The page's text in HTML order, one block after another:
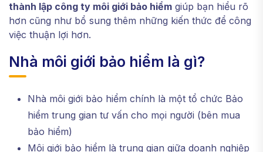
thành lập công ty môi giới bảo hiểm giúp bạn hiểu rõ
hơn cũng như bổ sung thêm những kiến ​​thức để công
việc thuận lợi hơn.
Nhà môi giới bảo hiểm là gì?
Nhà môi giới bảo hiểm chính là một tổ chức Bảo
hiểm trung gian tư vấn cho mọi người (bên mua
bảo hiểm)
Môi giới bảo hiểm là trung gian giữa doanh nghiệp